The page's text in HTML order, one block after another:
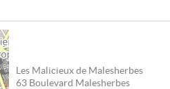
Les Malicieux de Malesherbes
63 Boulevard Malesherbes